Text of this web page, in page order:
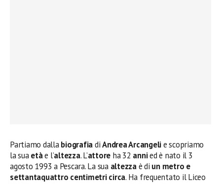
Partiamo dallabiografiadiAndrea Arcangelie scopriamo
la suaetàe l’altezza. L’attore ha 32 annied è nato il 3
agosto 1993 a Pescara. La sua altezzaè di un metro e
settantaquattro centimetri circa. Ha frequentato il Liceo